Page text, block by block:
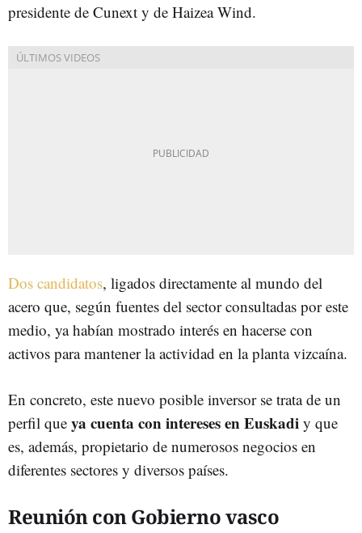
presidente de Cunext y de Haizea Wind.
Dos candidatos, ligados directamente al mundo del
acero que, según fuentes del sector consultadas por este
medio, ya habían mostrado interés en hacerse con
activos para mantener la actividad en la planta vizcaína.
En concreto, este nuevo posible inversor se trata de un
perfil que ya cuenta con intereses en Euskadi y que
es, además, propietario de numerosos negocios en
diferentes sectores y diversos países.
Reunión con Gobierno vasco